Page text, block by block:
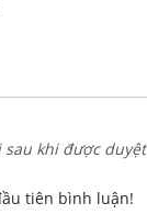
khi được duyệt
tiên bình luận!